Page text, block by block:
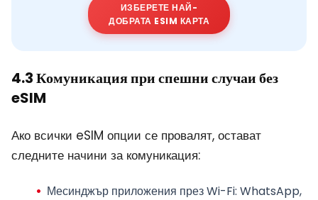
ИЗБЕРЕТЕ НАЙ-
ДОБРАТА ESIM КАРТА
4.3 Комуникация при спешни случаи без
eSIM
Ако всички eSIM опции се провалят, остават
следните начини за комуникация:
Месинджър приложения през Wi-Fi: WhatsApp,